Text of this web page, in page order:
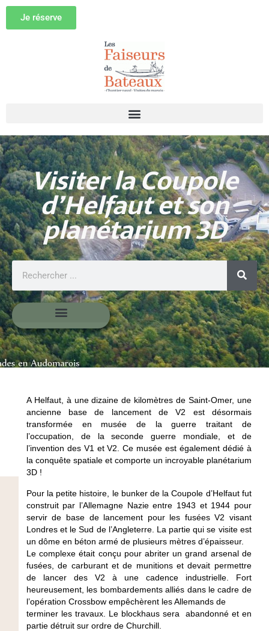
Je réserve
Visiter la Coupole
d’Helfaut et son
planétarium 3D
A Helfaut, à une dizaine de kilomètres de Saint-Omer, une
ancienne base de lancement de V2 est désormais
transformée en musée de la guerre traitant de
l’occupation, de la seconde guerre mondiale, et de
l’invention des V1 et V2. Ce musée est également dédié à
la conquête spatiale et comporte un incroyable planétarium
3D !
Pour la petite histoire, le bunker de la Coupole d’Helfaut fut
construit par l’Allemagne Nazie entre 1943 et 1944 pour
servir de base de lancement pour les fusées V2 visant
Londres et le Sud de l’Angleterre. La partie qui se visite est
un dôme en béton armé de plusieurs mètres d’épaisseur.
Le complexe était conçu pour abriter un grand arsenal de
fusées, de carburant et de munitions et devait permettre
de lancer des V2 à une cadence industrielle. Fort
heureusement, les bombardements alliés dans le cadre de
l’opération Crossbow empêchèrent les Allemands de
terminer les travaux. Le blockhaus sera abandonné et en
partie détruit sur ordre de Churchill.